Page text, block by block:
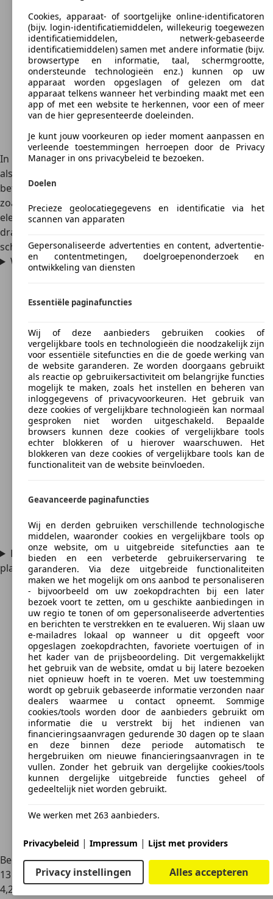
In het algemeen is een goed onderhouden Fiat Ulysse – net
als zijn broertjes van Peugeot, Citroën en Lancia – een
betrouwbare auto. Wel hebben deze auto zwakke punten,
zoals kwetsbare deurgrepen en storingen in de
elektronica. Controleer ook altijd de staat van de
draagarmen, want die vervangen is kostbaar. En het
schuim van de stoelen verpulvert in de loop der tijd.
Wat betekent JTD bij sommige dieselvarianten?
Hoeveel passagiers kunnen er in de Fiat Ulysse
plaatsnemen?
Beoordelingen voor Fiat Ulysse
13 Beoordelingen
4,2
Cookies, apparaat- of soortgelijke online-identificatoren
(bijv. login-identificatiemiddelen, willekeurig toegewezen
identificatiemiddelen, netwerk-gebaseerde
identificatiemiddelen) samen met andere informatie (bijv.
browsertype en informatie, taal, schermgrootte,
ondersteunde technologieën enz.) kunnen op uw
apparaat worden opgeslagen of gelezen om dat
apparaat telkens wanneer het verbinding maakt met een
app of met een website te herkennen, voor een of meer
van de hier gepresenteerde doeleinden.
Je kunt jouw voorkeuren op ieder moment aanpassen en
verleende toestemmingen herroepen door de Privacy
Manager in ons privacybeleid te bezoeken.
Doelen
Precieze geolocatiegegevens en identificatie via het
scannen van apparaten
Gepersonaliseerde advertenties en content, advertentie-
en contentmetingen, doelgroepenonderzoek en
ontwikkeling van diensten
Essentiële paginafuncties
Wij of deze aanbieders gebruiken cookies of
vergelijkbare tools en technologieën die noodzakelijk zijn
voor essentiële sitefuncties en die de goede werking van
de website garanderen. Ze worden doorgaans gebruikt
als reactie op gebruikersactiviteit om belangrijke functies
mogelijk te maken, zoals het instellen en beheren van
inloggegevens of privacyvoorkeuren. Het gebruik van
deze cookies of vergelijkbare technologieën kan normaal
gesproken niet worden uitgeschakeld. Bepaalde
browsers kunnen deze cookies of vergelijkbare tools
echter blokkeren of u hierover waarschuwen. Het
blokkeren van deze cookies of vergelijkbare tools kan de
functionaliteit van de website beïnvloeden.
Geavanceerde paginafuncties
Wij en derden gebruiken verschillende technologische
middelen, waaronder cookies en vergelijkbare tools op
onze website, om u uitgebreide sitefuncties aan te
bieden en een verbeterde gebruikerservaring te
garanderen. Via deze uitgebreide functionaliteiten
maken we het mogelijk om ons aanbod te personaliseren
- bijvoorbeeld om uw zoekopdrachten bij een later
bezoek voort te zetten, om u geschikte aanbiedingen in
uw regio te tonen of om gepersonaliseerde advertenties
en berichten te verstrekken en te evalueren. Wij slaan uw
e-mailadres lokaal op wanneer u dit opgeeft voor
opgeslagen zoekopdrachten, favoriete voertuigen of in
het kader van de prijsbeoordeling. Dit vergemakkelijkt
het gebruik van de website, omdat u bij latere bezoeken
niet opnieuw hoeft in te voeren. Met uw toestemming
wordt op gebruik gebaseerde informatie verzonden naar
dealers waarmee u contact opneemt. Sommige
cookies/tools worden door de aanbieders gebruikt om
informatie die u verstrekt bij het indienen van
financieringsaanvragen gedurende 30 dagen op te slaan
en deze binnen deze periode automatisch te
hergebruiken om nieuwe financieringsaanvragen in te
vullen. Zonder het gebruik van dergelijke cookies/tools
kunnen dergelijke uitgebreide functies geheel of
gedeeltelijk niet worden gebruikt.
We werken met 263 aanbieders.
Privacybeleid | Impressum | Lijst met providers
Privacy instellingen Alles accepteren